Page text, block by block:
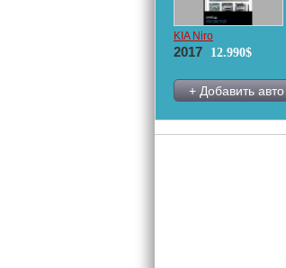
KIA Niro
2017 12.990$
+ Добавить авто